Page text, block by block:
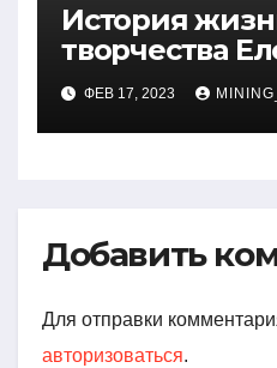
История
творчества
Дубровской —
достижения,
факты
ФЕВ 17, 2023
Добавить
Для отправки
авторизоваться.